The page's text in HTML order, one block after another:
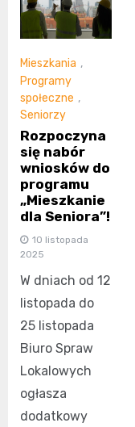
Mieszkania ,
Programy
społeczne ,
Seniorzy
Rozpoczyna
się nabór
wniosków do
programu
„Mieszkanie
dla Seniora”!
10 listopada
2025
W dniach od 12
listopada do
25 listopada
Biuro Spraw
Lokalowych
ogłasza
dodatkowy